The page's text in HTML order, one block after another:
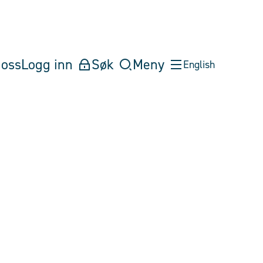
Logg inn Søk Meny English